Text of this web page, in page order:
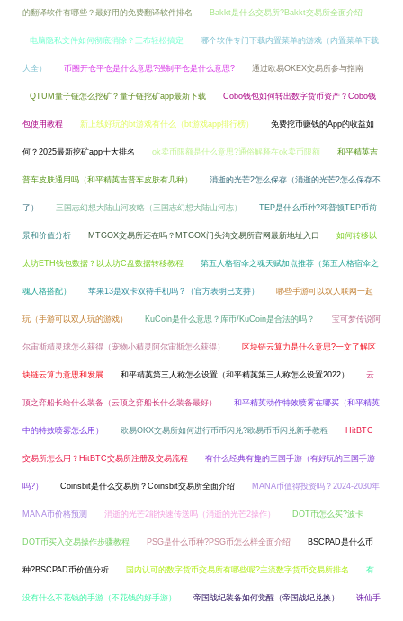
的翻译软件有哪些？最好用的免费翻译软件排名 Bakkt是什么交易所?Bakkt交易所全面介绍
电脑隐私文件如何彻底消除？三布轻松搞定 哪个软件专门下载内置菜单的游戏（内置菜单下载
大全） 币圈开仓平仓是什么意思?强制平仓是什么意思? 通过欧易OKEX交易所参与指南
QTUM量子链怎么挖矿？量子链挖矿app最新下载 Cobo钱包如何转出数字货币资产？Cobo钱
包使用教程 新上线好玩的bt游戏有什么（bt游戏app排行榜） 免费挖币赚钱的App的收益如
何？2025最新挖矿app十大排名 ok卖币限额是什么意思?通俗解释在ok卖币限额 和平精英吉
普车皮肤通用吗（和平精英吉普车皮肤有几种） 消逝的光芒2怎么保存（消逝的光芒2怎么保存不
了） 三国志幻想大陆山河攻略（三国志幻想大陆山河志） TEP是什么币种?邓普顿TEP币前
景和价值分析 MTGOX交易所还在吗？MTGOX门头沟交易所官网最新地址入口 如何转移以
太坊ETH钱包数据？以太坊C盘数据转移教程 第五人格宿伞之魂天赋加点推荐（第五人格宿伞之
魂人格搭配） 苹果13是双卡双待手机吗？（官方表明已支持） 哪些手游可以双人联网一起
玩（手游可以双人玩的游戏） KuCoin是什么意思？库币/KuCoin是合法的吗？ 宝可梦传说阿
尔宙斯精灵球怎么获得（宠物小精灵阿尔宙斯怎么获得） 区块链云算力是什么意思?一文了解区
块链云算力意思和发展 和平精英第三人称怎么设置（和平精英第三人称怎么设置2022） 云
顶之弈船长给什么装备（云顶之弈船长什么装备最好） 和平精英动作特效喷雾在哪买（和平精英
中的特效喷雾怎么用） 欧易OKX交易所如何进行币币闪兑?欧易币币闪兑新手教程 HitBTC
交易所怎么用？HitBTC交易所注册及交易流程 有什么经典有趣的三国手游（有好玩的三国手游
吗?） Coinsbit是什么交易所？Coinsbit交易所全面介绍 MANA币值得投资吗？2024-2030年
MANA币价格预测 消逝的光芒2能快速传送吗（消逝的光芒2操作） DOT币怎么买?波卡
DOT币买入交易操作步骤教程 PSG是什么币种?PSG币怎么样全面介绍 BSCPAD是什么币
种?BSCPAD币价值分析 国内认可的数字货币交易所有哪些呢?主流数字货币交易所排名 有
没有什么不花钱的手游（不花钱的好手游） 帝国战纪装备如何觉醒（帝国战纪兑换） 诛仙手